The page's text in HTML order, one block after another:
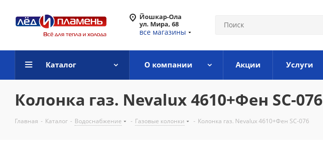
Йошкар-Ола
ул. Мира, 68
все магазины
Каталог О компании Акции Услуги
Колонка газ. Nevalux 4610+Фен SC-076
Главная - Каталог - Водоснабжение - Газовые колонки - Колонка газ. Nevalux 4610+Фен SC-076